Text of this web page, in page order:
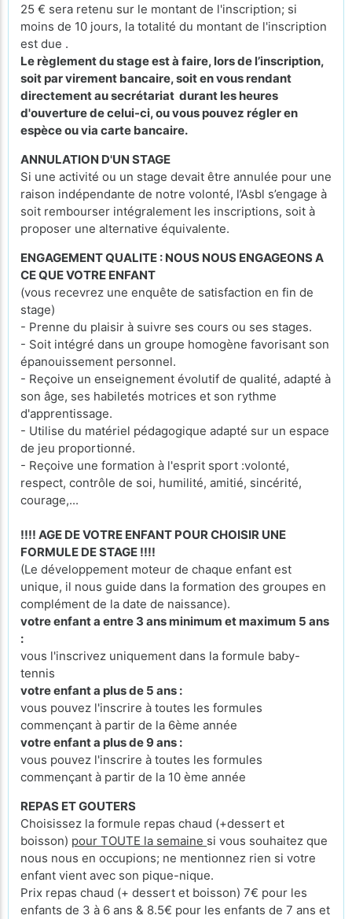
25 € sera retenu sur le montant de l'inscription; si
moins de 10 jours, la totalité du montant de l'inscription
est due .
Le règlement du stage est à faire, lors de l’inscription,
soit par virement bancaire, soit en vous rendant
directement au secrétariat durant les heures
d'ouverture de celui-ci, ou vous pouvez régler en
espèce ou via carte bancaire.
ANNULATION D'UN STAGE
Si une activité ou un stage devait être annulée pour une
raison indépendante de notre volonté, l’Asbl s’engage à
soit rembourser intégralement les inscriptions, soit à
proposer une alternative équivalente.
ENGAGEMENT QUALITE : NOUS NOUS ENGAGEONS A
CE QUE VOTRE ENFANT
(vous recevrez une enquête de satisfaction en fin de
stage)
- Prenne du plaisir à suivre ses cours ou ses stages.
- Soit intégré dans un groupe homogène favorisant son
épanouissement personnel.
- Reçoive un enseignement évolutif de qualité, adapté à
son âge, ses habiletés motrices et son rythme
d'apprentissage.
- Utilise du matériel pédagogique adapté sur un espace
de jeu proportionné.
- Reçoive une formation à l'esprit sport :volonté,
respect, contrôle de soi, humilité, amitié, sincérité,
courage,...
!!!! AGE DE VOTRE ENFANT POUR CHOISIR UNE
FORMULE DE STAGE !!!!
(Le développement moteur de chaque enfant est
unique, il nous guide dans la formation des groupes en
complément de la date de naissance).
votre enfant a entre 3 ans minimum et maximum 5 ans
:
vous l'inscrivez uniquement dans la formule baby-
tennis
votre enfant a plus de 5 ans :
vous pouvez l'inscrire à toutes les formules
commençant à partir de la 6ème année
votre enfant a plus de 9 ans :
vous pouvez l'inscrire à toutes les formules
commençant à partir de la 10 ème année
REPAS ET GOUTERS
Choisissez la formule repas chaud (+dessert et
boisson) pour TOUTE la semaine si vous souhaitez que
nous nous en occupions; ne mentionnez rien si votre
enfant vient avec son pique-nique.
Prix repas chaud (+ dessert et boisson) 7€ pour les
enfants de 3 à 6 ans & 8.5€ pour les enfants de 7 ans et